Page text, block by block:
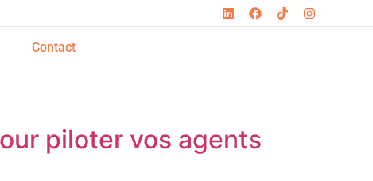
Contact
piloter vos agents